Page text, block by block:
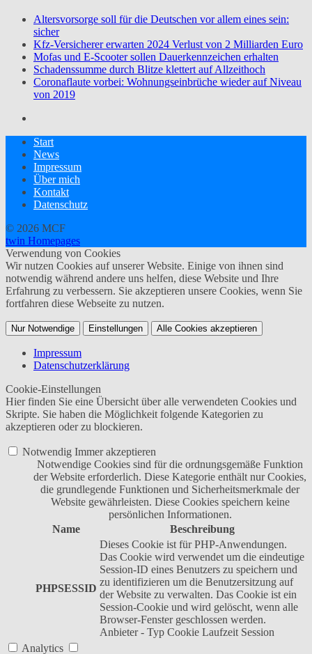
Altersvorsorge soll für die Deutschen vor allem eines sein:
sicher
Kfz-Versicherer erwarten 2024 Verlust von 2 Milliarden Euro
Mofas und E-Scooter sollen Dauerkennzeichen erhalten
Schadenssumme durch Blitze klettert auf Allzeithoch
Coronaflaute vorbei: Wohnungseinbrüche wieder auf Niveau
von 2019
Start
News
Impressum
Über mich
Kontakt
Datenschutz
© 2026 MCF
twin Homepages
Verwendung von Cookies
Wir nutzen Cookies auf unserer Website. Einige von ihnen sind
notwendig während andere uns helfen, diese Website und Ihre
Erfahrung zu verbessern. Sie akzeptieren unsere Cookies, wenn Sie
fortfahren diese Webseite zu nutzen.
Nur Notwendige Einstellungen Alle Cookies akzeptieren
Impressum
Datenschutzerklärung
Cookie-Einstellungen
Hier finden Sie eine Übersicht über alle verwendeten Cookies und
Skripte. Sie haben die Möglichkeit folgende Kategorien zu
akzeptieren oder zu blockieren.
Notwendig Immer akzeptieren
Notwendige Cookies sind für die ordnungsgemäße Funktion
der Website erforderlich. Diese Kategorie enthält nur Cookies,
die grundlegende Funktionen und Sicherheitsmerkmale der
Website gewährleisten. Diese Cookies speichern keine
persönlichen Informationen.
Name
Beschreibung
PHPSESSID
Dieses Cookie ist für PHP-Anwendungen.
Das Cookie wird verwendet um die eindeutige
Session-ID eines Benutzers zu speichern und
zu identifizieren um die Benutzersitzung auf
der Website zu verwalten. Das Cookie ist ein
Session-Cookie und wird gelöscht, wenn alle
Browser-Fenster geschlossen werden.
Anbieter - Typ Cookie Laufzeit Session
Analytics